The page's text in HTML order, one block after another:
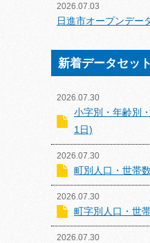
2026.07.03
日進市オープンデー
新着データセット
2026.07.30
小字別・年齢別
1日)
2026.07.30
町別人口・世帯
2026.07.30
町字別人口・世
2026.07.30